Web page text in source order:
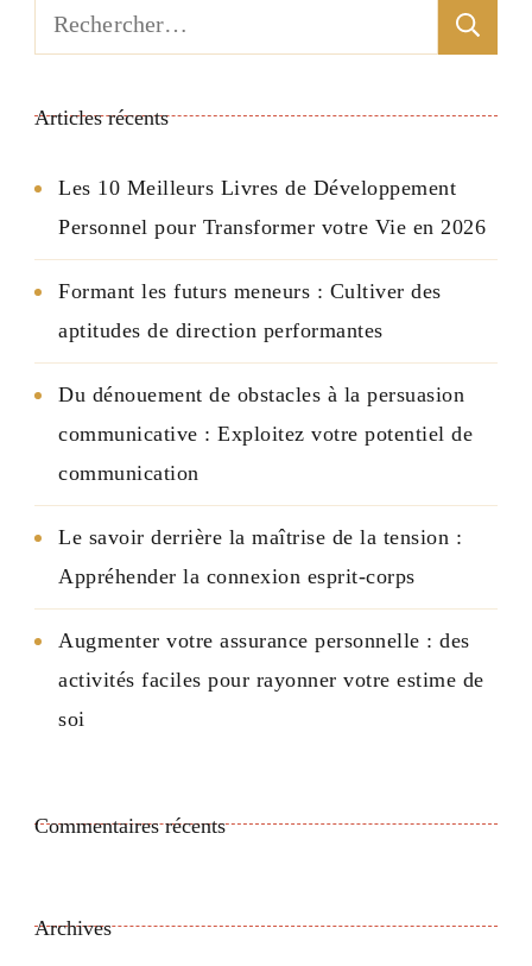
Rechercher :
Articles récents
Les 10 Meilleurs Livres de Développement
Personnel pour Transformer votre Vie en 2026
Formant les futurs meneurs : Cultiver des
aptitudes de direction performantes
Du dénouement de obstacles à la persuasion
communicative : Exploitez votre potentiel de
communication
Le savoir derrière la maîtrise de la tension :
Appréhender la connexion esprit-corps
Augmenter votre assurance personnelle : des
activités faciles pour rayonner votre estime de
soi
Commentaires récents
Archives